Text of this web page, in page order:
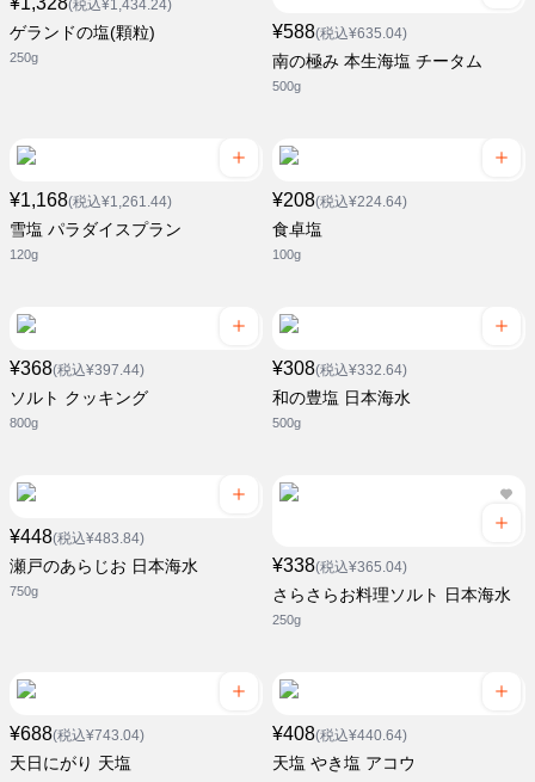
(税込¥1,434.24)
ゲランドの塩(顆粒)
250g
¥588(税込¥635.04)
南の極み 本生海塩 チータム
500g
¥1,168(税込¥1,261.44)
雪塩 パラダイスプラン
120g
¥208(税込¥224.64)
食卓塩
100g
¥368(税込¥397.44)
ソルト クッキング
800g
¥308(税込¥332.64)
和の豊塩 日本海水
500g
¥448(税込¥483.84)
瀬戸のあらじお 日本海水
750g
¥338(税込¥365.04)
さらさらお料理ソルト 日本海水
250g
¥688(税込¥743.04)
天日にがり 天塩
¥408(税込¥440.64)
天塩 やき塩 アコウ